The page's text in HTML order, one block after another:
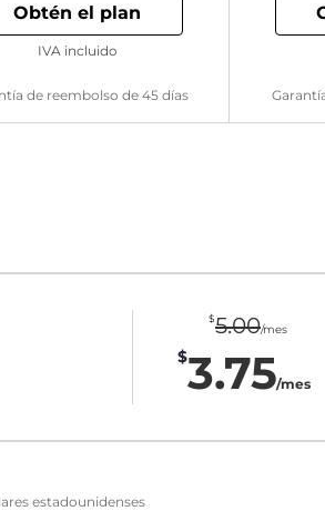
Obtén el plan
de reembolso de 45 días
IVA incluido
$5.00/mes
$3.75/mes
estadounidenses